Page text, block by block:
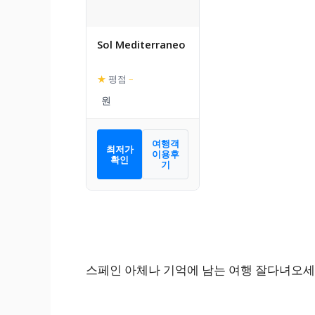
Sol Mediterraneo
★ 평점 –
최저가
확인
여행객
이용후
기
스페인 아체나 기억에 남는 여행 잘다녀오